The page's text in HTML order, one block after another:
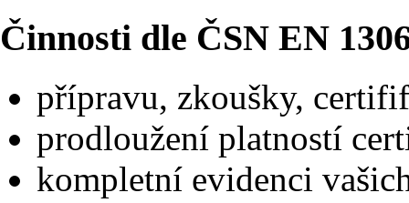
Činnosti dle ČSN EN
přípravu, zkoušky,
prodloužení platností
kompletní evidenci